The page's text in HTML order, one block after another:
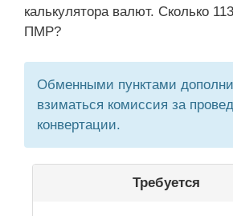
калькулятора валют. Сколько
ПМР?
Обменными пунктами
взиматься комиссия за
конвертации.
Требуется